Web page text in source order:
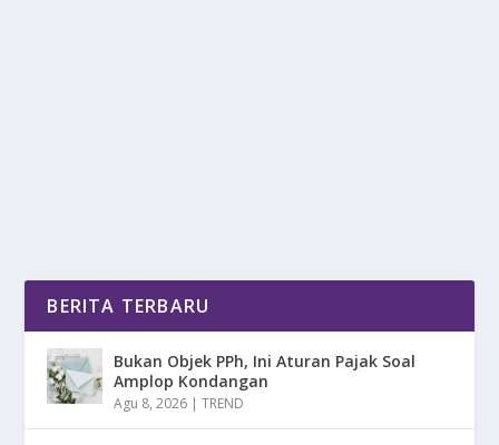
BERITA TERBARU
Bukan Objek PPh, Ini Aturan Pajak Soal
Amplop Kondangan
Agu 8, 2026 |TREND